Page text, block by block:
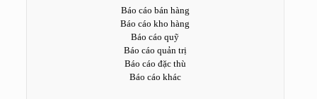
Báo cáo bán hàng
Báo cáo kho hàng
Báo cáo quỹ
Báo cáo quản trị
Báo cáo đặc thù
Báo cáo khác